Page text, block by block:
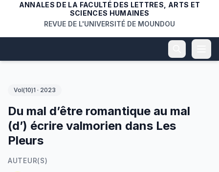
ANNALES DE LA FACULTÉ DES LETTRES, ARTS ET
SCIENCES HUMAINES
REVUE DE L'UNIVERSITÉ DE MOUNDOU
Vol(10)1 · 2023
Du mal d’être romantique au mal
(d’) écrire valmorien dans Les
Pleurs
AUTEUR(S)